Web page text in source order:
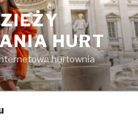
HURT
hurtownia